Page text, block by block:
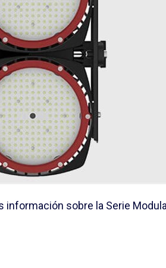
información sobre la Serie